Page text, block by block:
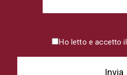
Ho letto e accetto il